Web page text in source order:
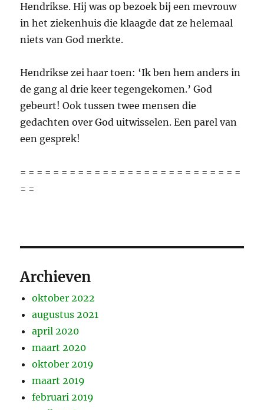
Hendrikse. Hij was op bezoek bij een mevrouw
in het ziekenhuis die klaagde dat ze helemaal
niets van God merkte.
Hendrikse zei haar toen: ‘Ik ben hem anders in
de gang al drie keer tegengekomen.’ God
gebeurt! Ook tussen twee mensen die
gedachten over God uitwisselen. Een parel van
een gesprek!
= = = = = = = = = = = = = = = = = = = = = = = = = = =
= =
Archieven
oktober 2022
augustus 2021
april 2020
maart 2020
oktober 2019
maart 2019
februari 2019